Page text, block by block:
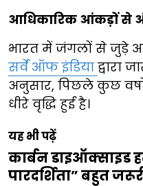
आधिकारिक आंकड़ों से
भारत में जंगलों से जुड़े
सर्वे ऑफ इंडिया द्वारा
अनुसार, पिछले कुछ
धीरे वृद्धि हुई है।
यह भी पढ़ें
कार्बन डाइऑक्साइड
पारदर्शिता” बहुत